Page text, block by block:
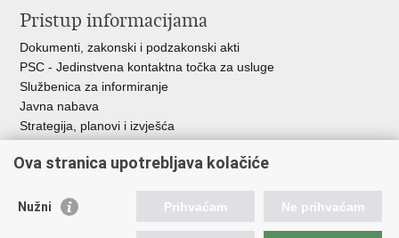
Pristup informacijama
Dokumenti, zakonski i podzakonski akti
PSC - Jedinstvena kontaktna točka za usluge
Službenica za informiranje
Javna nabava
Strategija, planovi i izvješća
Korisne poveznice
Ova stranica upotrebljava kolačiće
Nužni Prihvaćam Ne prihvaćam